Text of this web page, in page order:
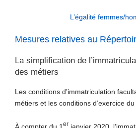
L’égalité femmes/
Mesures relatives au
La simplification de
des métiers
Les conditions d’immatriculation
métiers et les conditions d’exercice
À compter du 1 er janvier 2020,